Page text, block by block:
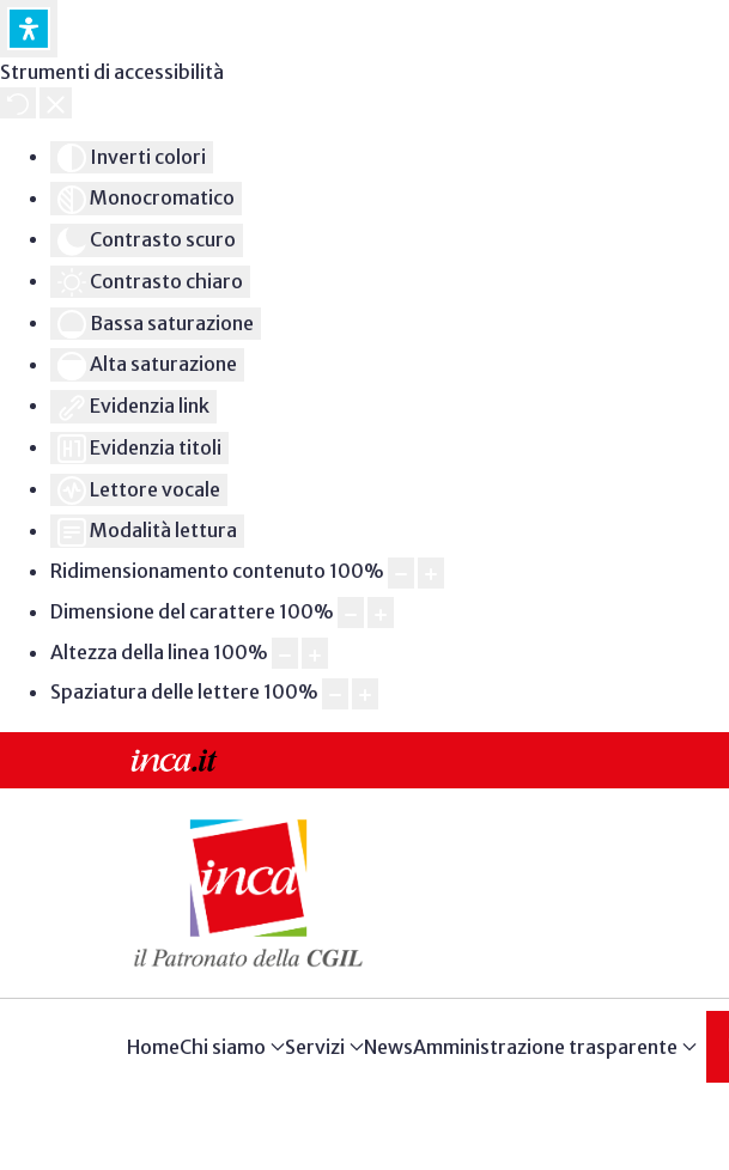
Strumenti di accessibilità
Inverti colori
Monocromatico
Contrasto scuro
Contrasto chiaro
Bassa saturazione
Alta saturazione
Evidenzia link
Evidenzia titoli
Lettore vocale
Modalità lettura
Ridimensionamento contenuto 100%
Dimensione del carattere 100%
Altezza della linea 100%
Spaziatura delle lettere 100%
HomeChi siamo Servizi NewsAmministrazione trasparente